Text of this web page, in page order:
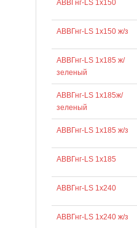
АВВГнг-LS 1х150
АВВГнг-LS 1х150 ж/з
АВВГнг-LS 1х185 ж/
зеленый
АВВГнг-LS 1х185ж/
зеленый
АВВГнг-LS 1х185 ж/з
АВВГнг-LS 1х185
АВВГнг-LS 1х240
АВВГнг-LS 1х240 ж/з